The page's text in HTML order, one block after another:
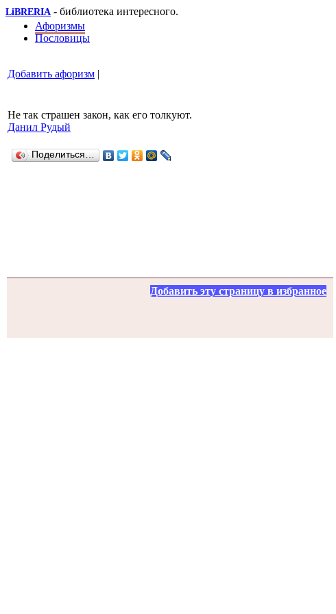
LiBRERIA - библиотека интересного.
Афоризмы
Пословицы
Добавить афоризм |
Не так страшен закон, как его толкуют.
Данил Рудый
Поделиться…
Добавить эту страницу в избранное